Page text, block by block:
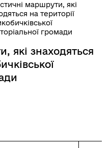
маршрути, які
на території
громади
які знаходяться